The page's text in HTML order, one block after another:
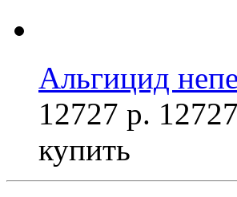
Альгицид
12727 р.
купить